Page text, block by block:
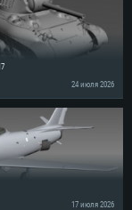
24 июля 2026
17 июля 2026